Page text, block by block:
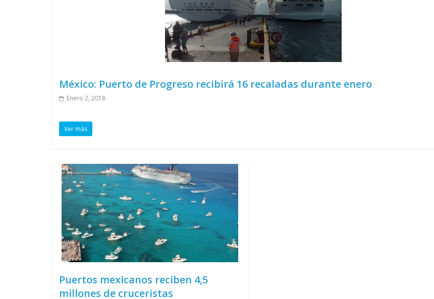
México: Puerto de Progreso recibirá 16 recaladas durante enero
Enero 2, 2018
Ver más
Puertos mexicanos reciben 4,5
millones de cruceristas